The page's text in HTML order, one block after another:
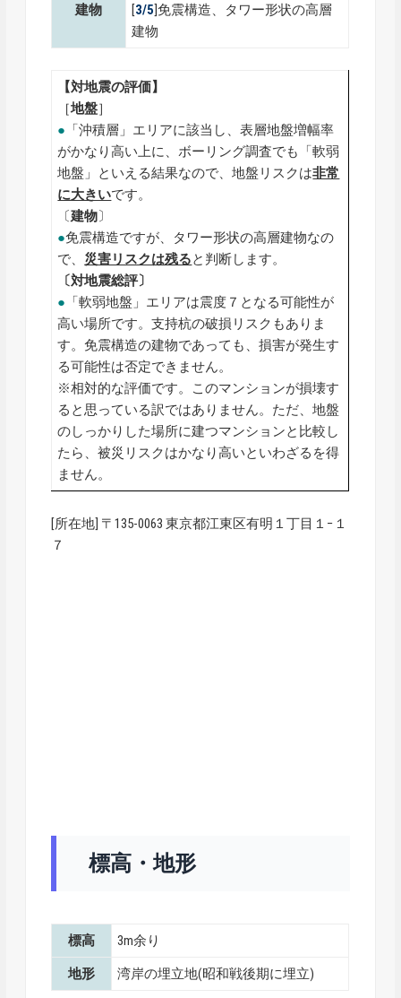
建物 [3/5]免震構造、タワー形状の高層
建物
【対地震の評価】
［地盤］
● 「沖積層」エリアに該当し、表層地盤増幅率
がかなり高い上に、ボーリング調査でも「軟弱
地盤」といえる結果なので、地盤リスクは非常
に大きいです。
〔建物〕
●免震構造ですが、タワー形状の高層建物なの
で、 災害リスクは残ると判断します。
〔対地震総評〕
● 「軟弱地盤」エリアは震度７となる可能性が
高い場所です。支持杭の破損リスクもありま
す。免震構造の建物であっても、損害が発生す
る可能性は否定できません。
※相対的な評価です。このマンションが損壊す
ると思っている訳ではありません。ただ、地盤
のしっかりした場所に建つマンションと比較し
たら、被災リスクはかなり高いといわざるを得
ません。
[所在地] 〒135-0063 東京都江東区有明１丁目１−１
７
標高・地形
標高 3m余り
地形 湾岸の埋立地(昭和戦後期に埋立)